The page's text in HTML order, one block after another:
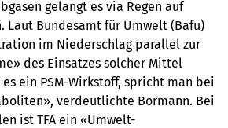
gelangt es via Regen auf
Laut Bundesamt für Umwelt (Bafu)
im Niederschlag parallel zur
des Einsatzes solcher Mittel
ein PSM-Wirkstoff, spricht man bei
verdeutlichte Bormann. Bei
ist TFA ein «Umwelt-